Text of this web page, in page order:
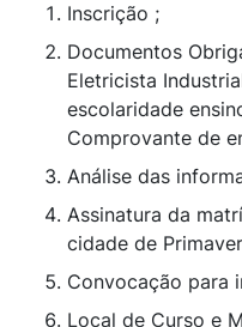
Inscrição ;
Documentos
Eletricista
escolaridade
Comprovante de
Análise das
Assinatura da
cidade de
Convocação para
Local de Curso e